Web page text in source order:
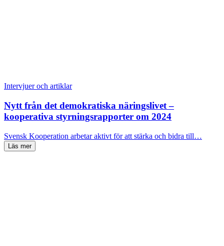
Intervjuer och artiklar
Nytt från det demokratiska näringslivet –
kooperativa styrningsrapporter om 2024
Svensk Kooperation arbetar aktivt för att stärka och bidra till…
Läs mer